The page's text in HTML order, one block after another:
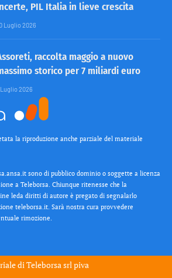
PIL Italia in lieve crescita
Luglio 2026
raccolta maggio a nuovo
storico per 7 miliardi euro
Luglio 2026
la riproduzione anche parziale del materiale
sono di pubblico dominio o soggette a licenza
a Teleborsa. Chiunque ritenesse che la
leda diritti di autore è pregato di segnalarlo
teleborsa.it. Sarà nostra cura provvedere
rimozione.
diTeleborsa srlpiva